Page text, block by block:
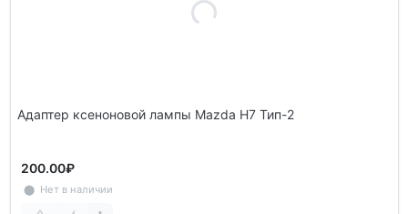
Адаптер ксеноновой лампы Mazda H7 Тип-2
200.00₽
⬤ Нет в наличии